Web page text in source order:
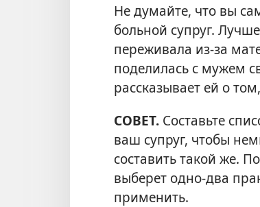
Не думайте, что вы
больной супруг.
переживала из-за
поделилась с мужем
рассказывает ей о
СОВЕТ. Составьте
ваш супруг, чтобы
составить такой же.
выберет одно-два
применить.